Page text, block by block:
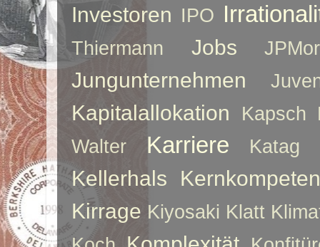
Investoren IPO
Thiermann Jobs
Jungunternehmen
Kapitalallokation Kapsch
Walter
Karriere Katag
Kellerhals
Kirrage Kiyosaki Klatt